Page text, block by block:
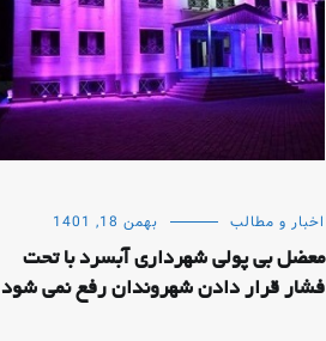
اخبار و مطالب بهمن 18, 1401
معضل بی پولی شهرداری آبسرد با تحت
فشار قرار دادن شهروندان رفع نمی شود